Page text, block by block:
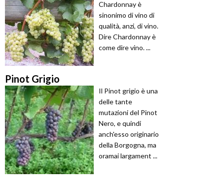
Chardonnay è
sinonimo di vino di
qualità, anzi, di vino.
Dire Chardonnay è
come dire vino. ...
Pinot Grigio
Il Pinot grigio è una
delle tante
mutazioni del Pinot
Nero, e quindi
anch'esso originario
della Borgogna, ma
oramai largament ...